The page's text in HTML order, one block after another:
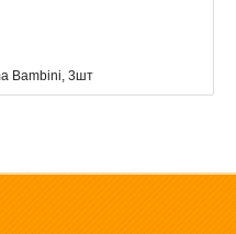
Bambini, 3шт